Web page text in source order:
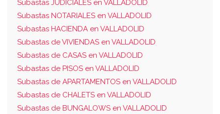
Subastas JUDICIALES en VALLADOLID
Subastas NOTARIALES en VALLADOLID
Subastas HACIENDA en VALLADOLID
Subastas de VIVIENDAS en VALLADOLID
Subastas de CASAS en VALLADOLID
Subastas de PISOS en VALLADOLID
Subastas de APARTAMENTOS en VALLADOLID
Subastas de CHALETS en VALLADOLID
Subastas de BUNGALOWS en VALLADOLID